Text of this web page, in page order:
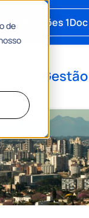
de
Soluções 1Doc
Gestão